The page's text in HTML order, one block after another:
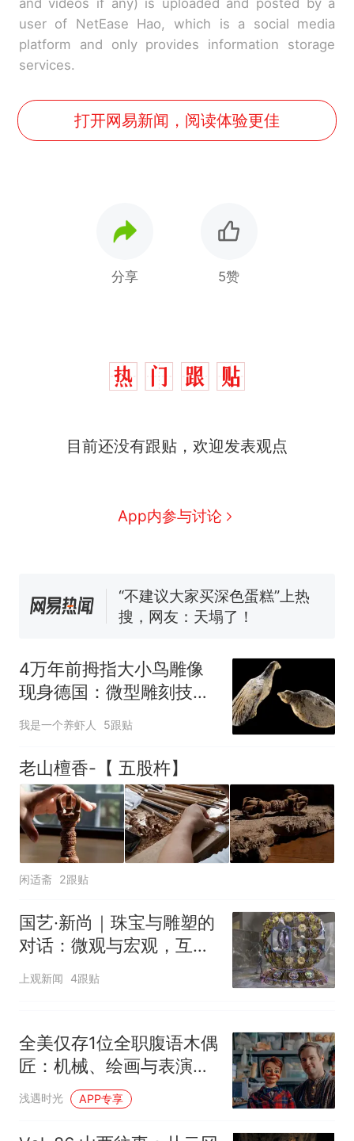
user of NetEase Hao, which is a social media
platform and only provides information storage
services.
打开网易新闻，阅读体验更佳
分享 5赞
目前还没有跟贴，欢迎发表观点
App内参与讨论
热
那个在床头放菜刀的女孩，
交5060元才肯搬上楼！女子傻
空调24小时开着反而更省电？
已叫停招聘，成立调查组全面
核查
“不建议大家买深色蛋糕”上热
搜，网友：天塌了！
因老师一句“跟我回家”改写了
人生
4万年前拇指大小鸟雕像
现身德国：微型雕刻技艺
颠覆认知
我是一个养虾人 5跟贴
老山檀香-【 五股杵】
闲适斋 2跟贴
国艺·新尚｜珠宝与雕塑的
对话：微观与宏观，互为
镜像
上观新闻 4跟贴
全美仅存1位全职腹语木偶
匠：机械、绘画与表演的
终极融合
浅遇时光 APP专享